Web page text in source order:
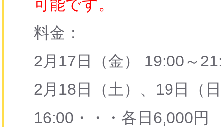
可能です。
料金：
2月17日（金） 19:00～
2月18日（土）、19日（
16:00・・・各日6,000円